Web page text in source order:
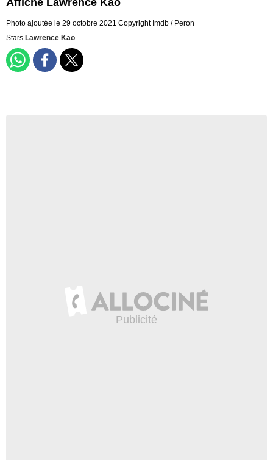
Affiche Lawrence Kao
Photo ajoutée le 29 octobre 2021 Copyright Imdb / Peron
Stars Lawrence Kao